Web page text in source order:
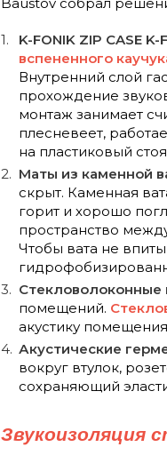
K-FONIK ZIP CASE K-
вспененного
Внутренний слой
прохождение
монтаж занимает
плесневеет,
на пластиковый
Маты из каменной
скрыт. Каменная
горит и хорошо
пространство
Чтобы вата не
Стекловолоконные
помещений.
акустику
Акустические
вокруг втулок,
сохраняющий
Звукоизоляция